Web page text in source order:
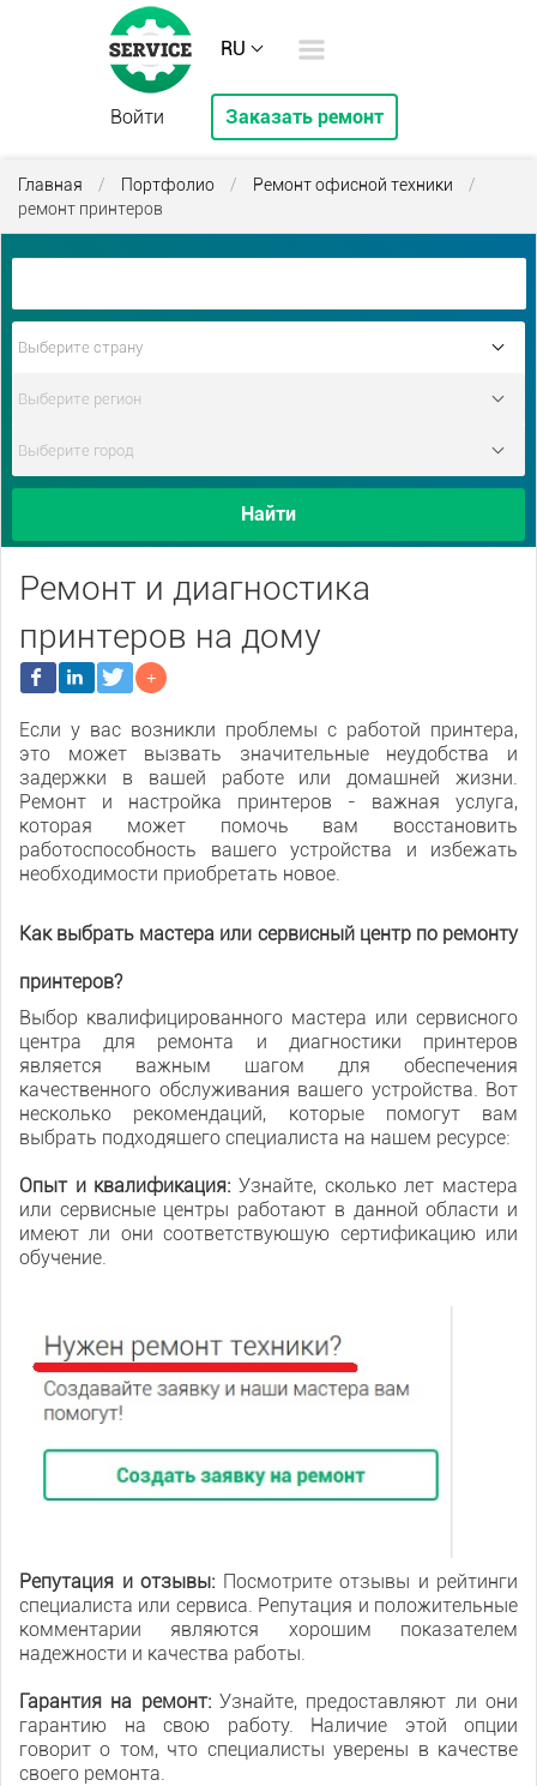
RU
Войти Заказать ремонт
Главная / Портфолио / Ремонт офисной техники
/
ремонт принтеров
Найти
Ремонт и диагностика
принтеров на дому
Если у вас возникли проблемы с работой принтера,
это может вызвать значительные неудобства и
задержки в вашей работе или домашней жизни.
Ремонт и настройка принтеров - важная услуга,
которая может помочь вам восстановить
работоспособность вашего устройства и избежать
необходимости приобретать новое.
Как выбрать мастера или сервисный центр по ремонту
принтеров?
Выбор квалифицированного мастера или сервисного
центра для ремонта и диагностики принтеров
является важным шагом для обеспечения
качественного обслуживания вашего устройства. Вот
несколько рекомендаций, которые помогут вам
выбрать подходящего специалиста на нашем ресурсе:
Опыт и квалификация: Узнайте, сколько лет мастера
или сервисные центры работают в данной области и
имеют ли они соответствующую сертификацию или
обучение.
Репутация и отзывы: Посмотрите отзывы и рейтинги
специалиста или сервиса. Репутация и положительные
комментарии являются хорошим показателем
надежности и качества работы.
Гарантия на ремонт:Узнайте, предоставляют ли они
гарантию на свою работу. Наличие этой опции
говорит о том, что специалисты уверены в качестве
своего ремонта.